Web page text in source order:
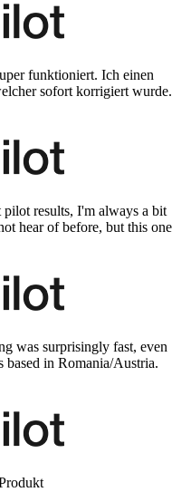
funktioniert. Ich einen
sofort korrigiert wurde.
results, I'm always a bit
hear of before, but this one
was surprisingly fast, even
based in Romania/Austria.